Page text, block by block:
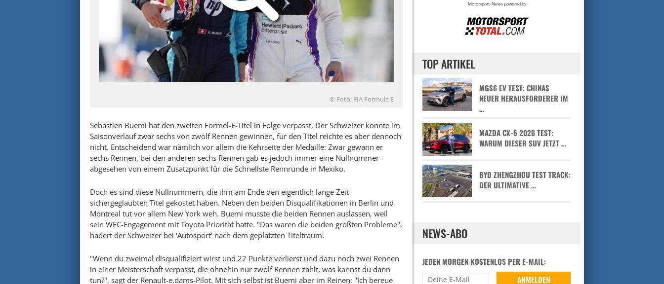
© Foto: FIA Formula E
Sebastien Buemi hat den zweiten Formel-E-Titel in Folge verpasst. Der Schweizer konnte im
Saisonverlauf zwar sechs von zwölf Rennen gewinnen, für den Titel reichte es aber dennoch
nicht. Entscheidend war nämlich vor allem die Kehrseite der Medaille: Zwar gewann er
sechs Rennen, bei den anderen sechs Rennen gab es jedoch immer eine Nullnummer -
abgesehen von einem Zusatzpunkt für die Schnellste Rennrunde in Mexiko.
Doch es sind diese Nullnummern, die ihm am Ende den eigentlich lange Zeit
sichergeglaubten Titel gekostet haben. Neben den beiden Disqualifikationen in Berlin und
Montreal tut vor allem New York weh. Buemi musste die beiden Rennen auslassen, weil
sein WEC-Engagement mit Toyota Priorität hatte. "Das waren die beiden größten Probleme",
hadert der Schweizer bei 'Autosport' nach dem geplatzten Titeltraum.
"Wenn du zweimal disqualifiziert wirst und 22 Punkte verlierst und dazu noch zwei Rennen
in einer Meisterschaft verpasst, die ohnehin nur zwölf Rennen zählt, was kannst du dann
tun?", sagt der Renault-e.dams-Pilot. Mit sich selbst ist Buemi aber im Reinen: "Ich bereue
TOP ARTIKEL
MGS6 EV TEST: CHINAS
NEUER HERAUSFORDERER IM
…
MAZDA CX-5 2026 TEST:
WARUM DIESER SUV JETZT …
BYD ZHENGZHOU TEST TRACK:
DER ULTIMATIVE …
NEWS-ABO
JEDEN MORGEN KOSTENLOS PER E-MAIL: